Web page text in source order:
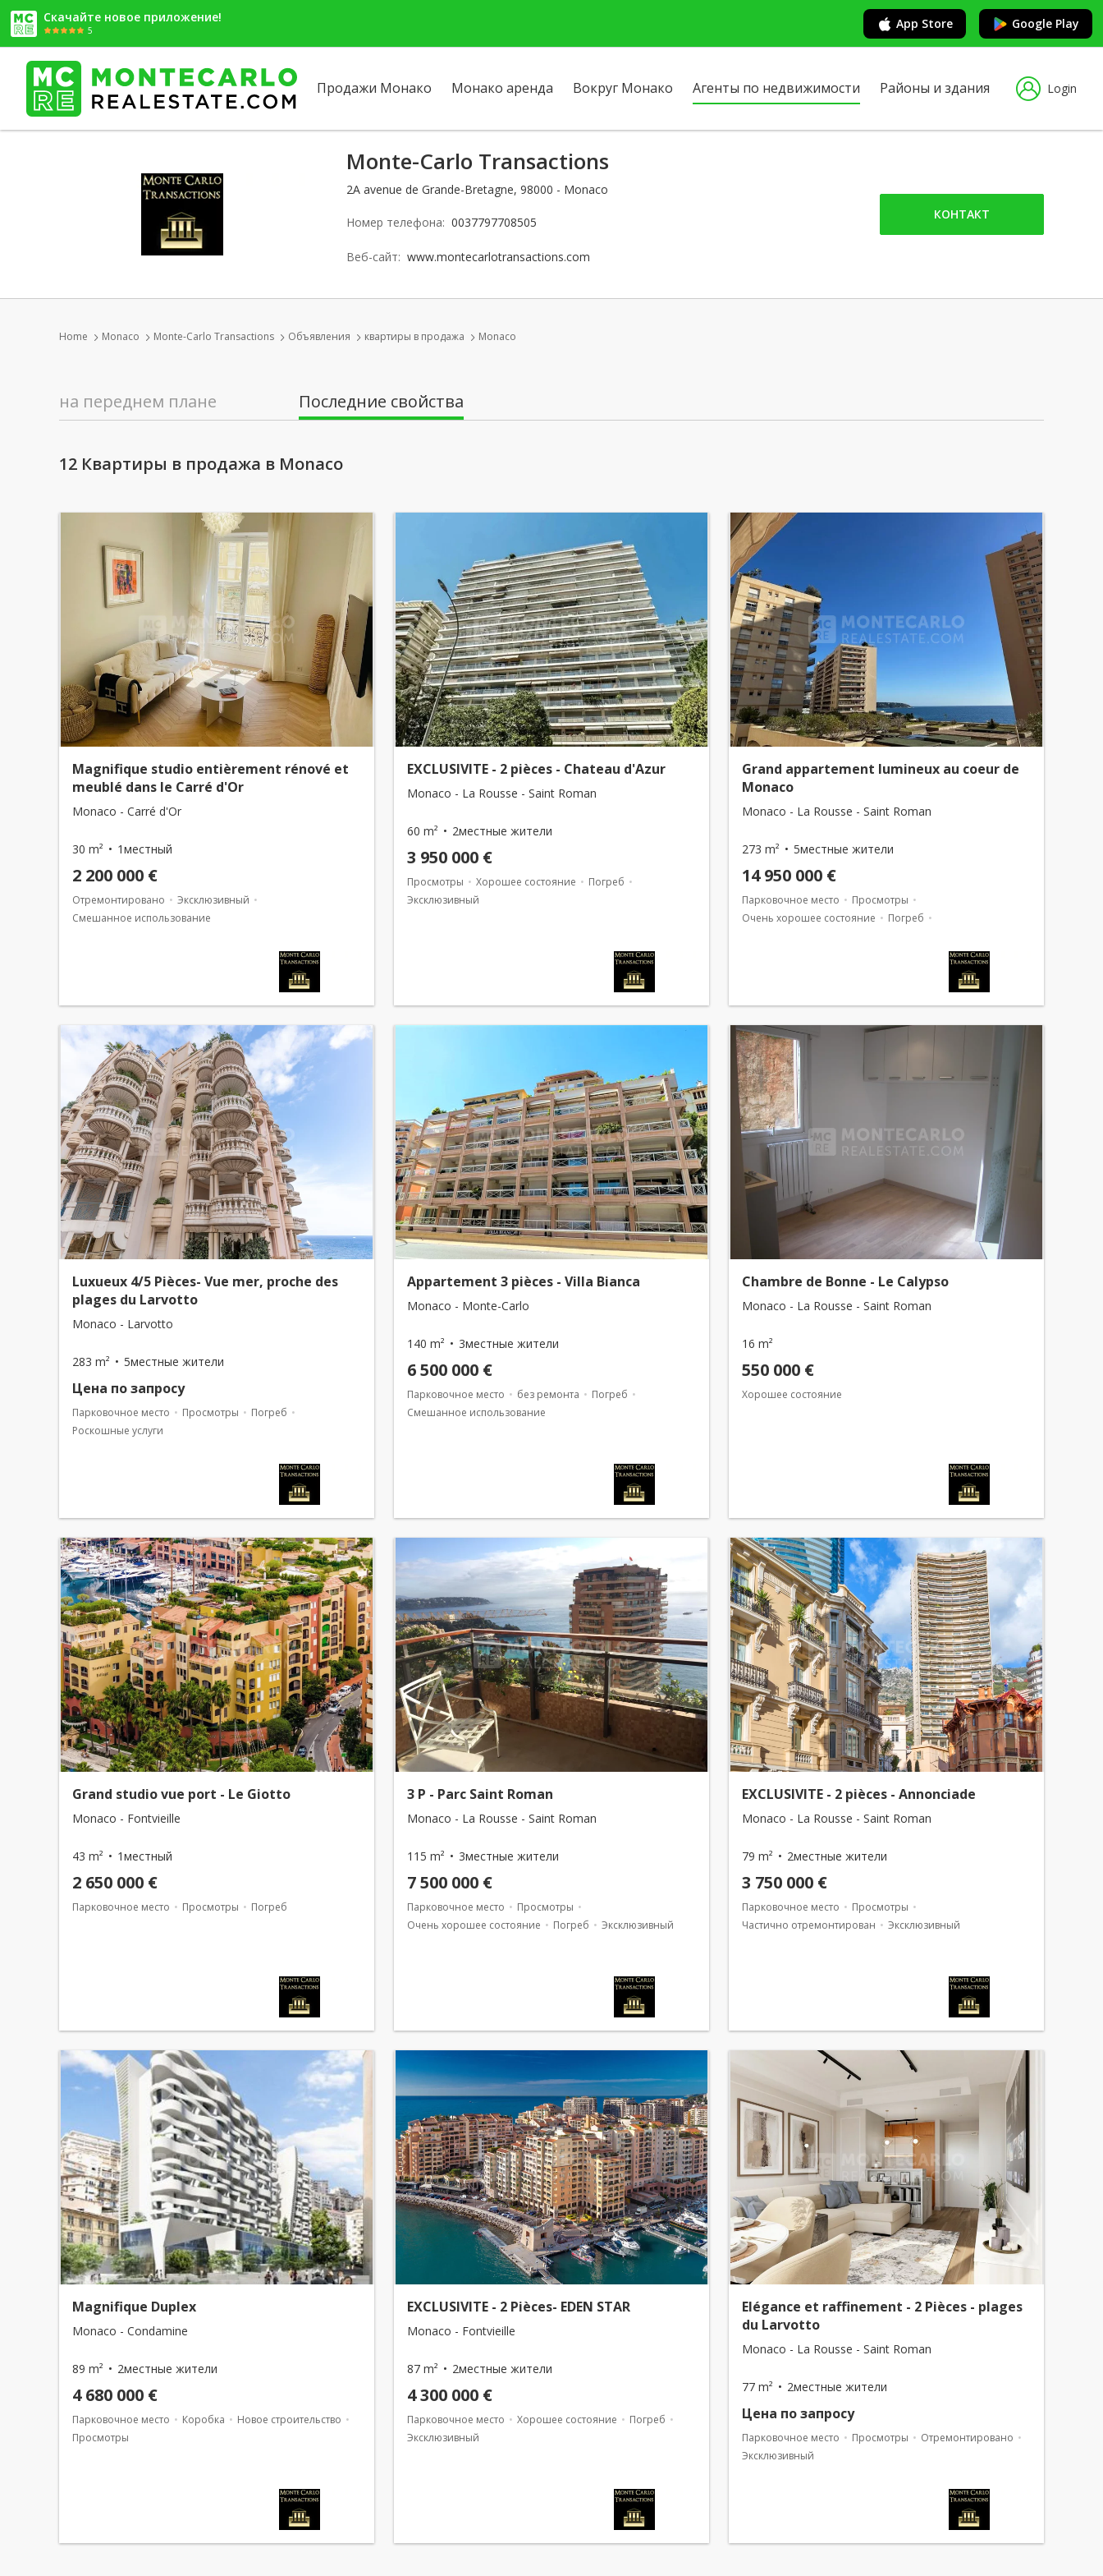
Скачайте новое приложение!
5 App Store Google Play
Продажи Монако Монако аренда Вокруг Монако Агенты по недвижимости Районы и здания Login
Monte-Carlo Transactions
2A avenue de Grande-Bretagne, 98000 - Monaco
Номер телефона: 0037797708505
Веб-сайт: www.montecarlotransactions.com
КОНТАКТ
Home Monaco Monte-Carlo Transactions Объявления квартиры в продажа Monaco
на переднем плане Последние свойства
12 Квартиры в продажа в Monaco
Magnifique studio entièrement rénové et
meublé dans le Carré d'Or
Monaco - Carré d'Or
30 m² 1местный
2 200 000 €
Отремонтировано
Эксклюзивный
Смешанное использование
EXCLUSIVITE - 2 pièces - Chateau d'Azur
Monaco - La Rousse - Saint Roman
60 m² 2местные жители
3 950 000 €
Просмотры Хорошее состояние
Погреб
Эксклюзивный
Grand appartement lumineux au coeur de
Monaco
Monaco - La Rousse - Saint Roman
273 m² 5местные жители
14 950 000 €
Парковочное место
Просмотры
Очень хорошее состояние
Погреб
Luxueux 4/5 Pièces- Vue mer, proche des
plages du Larvotto
Monaco - Larvotto
283 m² 5местные жители
Цена по запросу
Парковочное место Просмотры
Погреб
Роскошные услуги
Appartement 3 pièces - Villa Bianca
Monaco - Monte-Carlo
140 m² 3местные жители
6 500 000 €
Парковочное место без ремонта
Погреб
Смешанное использование
Chambre de Bonne - Le Calypso
Monaco - La Rousse - Saint Roman
16 m²
550 000 €
Хорошее состояние
Grand studio vue port - Le Giotto
Monaco - Fontvieille
43 m² 1местный
2 650 000 €
Парковочное место Просмотры Погреб
3 P - Parc Saint Roman
Monaco - La Rousse - Saint Roman
115 m² 3местные жители
7 500 000 €
Парковочное место
Просмотры
Очень хорошее состояние
Погреб Эксклюзивный
EXCLUSIVITE - 2 pièces - Annonciade
Monaco - La Rousse - Saint Roman
79 m² 2местные жители
3 750 000 €
Парковочное место
Просмотры
Частично отремонтирован
Эксклюзивный
Magnifique Duplex
Monaco - Condamine
89 m² 2местные жители
4 680 000 €
Парковочное место Коробка
Новое строительство
Просмотры
EXCLUSIVITE - 2 Pièces- EDEN STAR
Monaco - Fontvieille
87 m² 2местные жители
4 300 000 €
Парковочное место Хорошее состояние
Погреб
Эксклюзивный
Elégance et raffinement - 2 Pièces - plages
du Larvotto
Monaco - La Rousse - Saint Roman
77 m² 2местные жители
Цена по запросу
Парковочное место Просмотры
Отремонтировано
Эксклюзивный